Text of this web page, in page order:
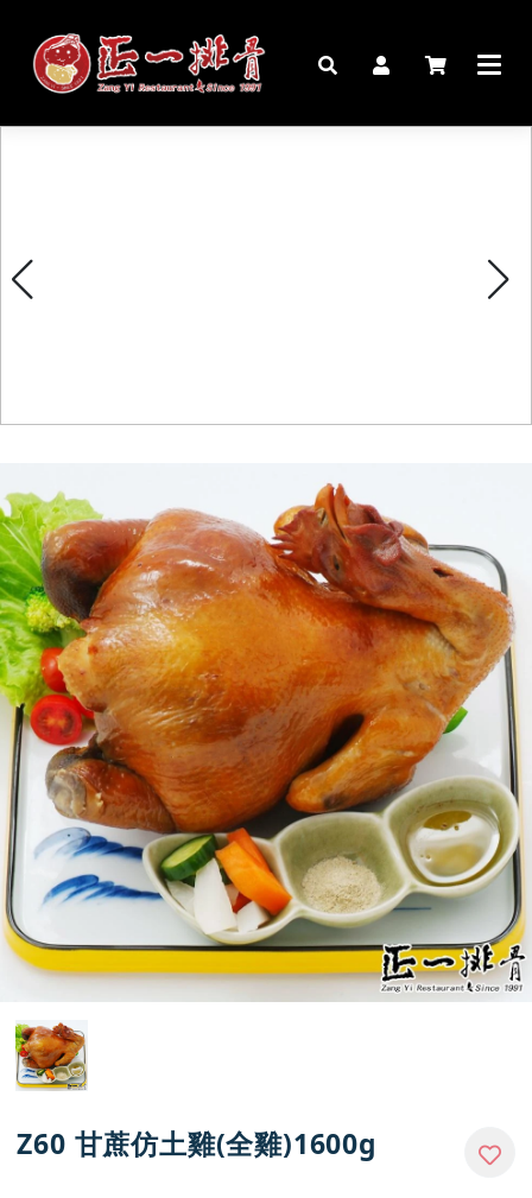
購物說明
媒體報導
門市資訊
Z60 甘蔗仿土雞(全雞)1600g